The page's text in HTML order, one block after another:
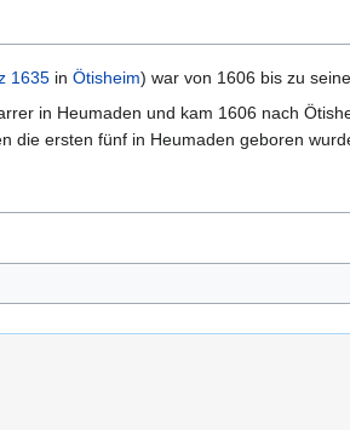
1635 in Ötisheim) war von 1606 bis zu
in Heumaden und kam 1606 nach
die ersten fünf in Heumaden geboren